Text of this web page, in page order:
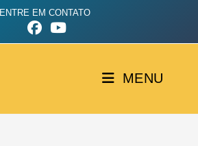
ENTRE EM CONTATO
MENU